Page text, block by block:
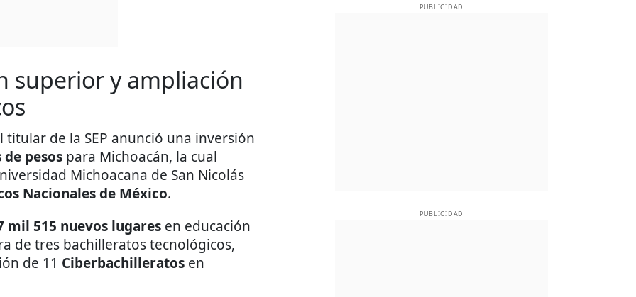
superior y ampliación
titular de la SEP anunció una inversión
pesos para Michoacán, la cual
Michoacana de San Nicolás
Nacionales de México.
mil 515 nuevos lugares en educación
de tres bachilleratos tecnológicos,
de 11 Ciberbachilleratos en
PUBLICIDAD
PUBLICIDAD